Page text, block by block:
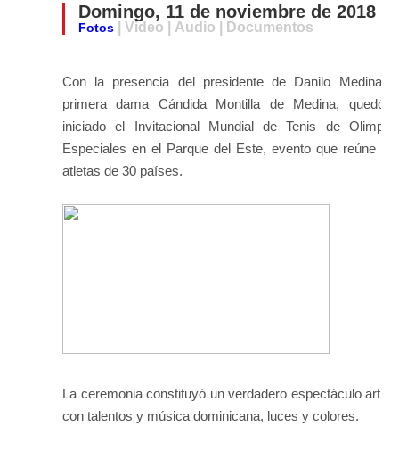
Domingo, 11 de noviembre de 2018
Fotos | Video | Audio | Documentos
Con la presencia del presidente de Danilo Medina
primera dama Cándida Montilla de Medina, quedó
iniciado el Invitacional Mundial de Tenis de
Especiales en el Parque del Este, evento que reúne a
atletas de 30 países.
La ceremonia constituyó un verdadero espectáculo
con talentos y música dominicana, luces y colores.